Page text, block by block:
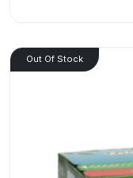
Out Of Stock